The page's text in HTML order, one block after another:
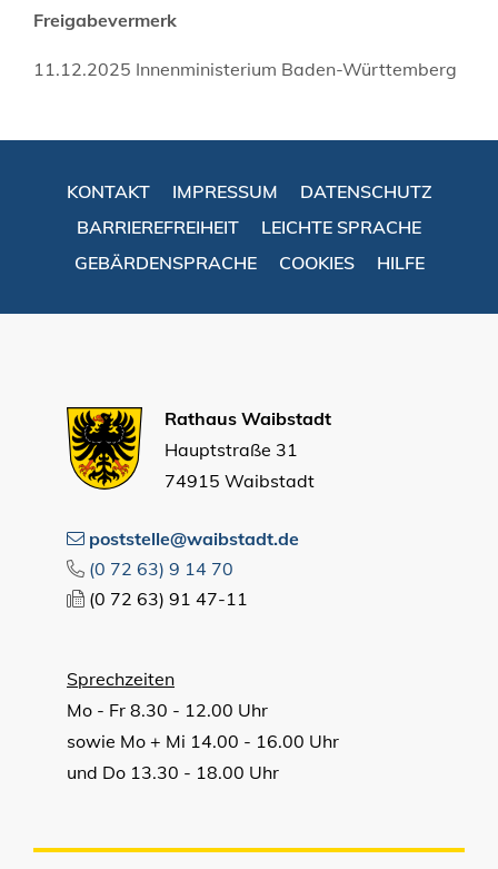
Freigabevermerk
11.12.2025 Innenministerium Baden-Württemberg
KONTAKT IMPRESSUM
DATENSCHUTZ
BARRIEREFREIHEIT
LEICHTE SPRACHE
GEBÄRDENSPRACHE
COOKIES HILFE
Rathaus Waibstadt
Hauptstraße 31
74915 Waibstadt
poststelle@waibstadt.de
(0 72 63) 9 14 70
(0 72 63) 91 47-11
Sprechzeiten
Mo - Fr 8.30 - 12.00 Uhr
sowie Mo + Mi 14.00 - 16.00 Uhr
und Do 13.30 - 18.00 Uhr